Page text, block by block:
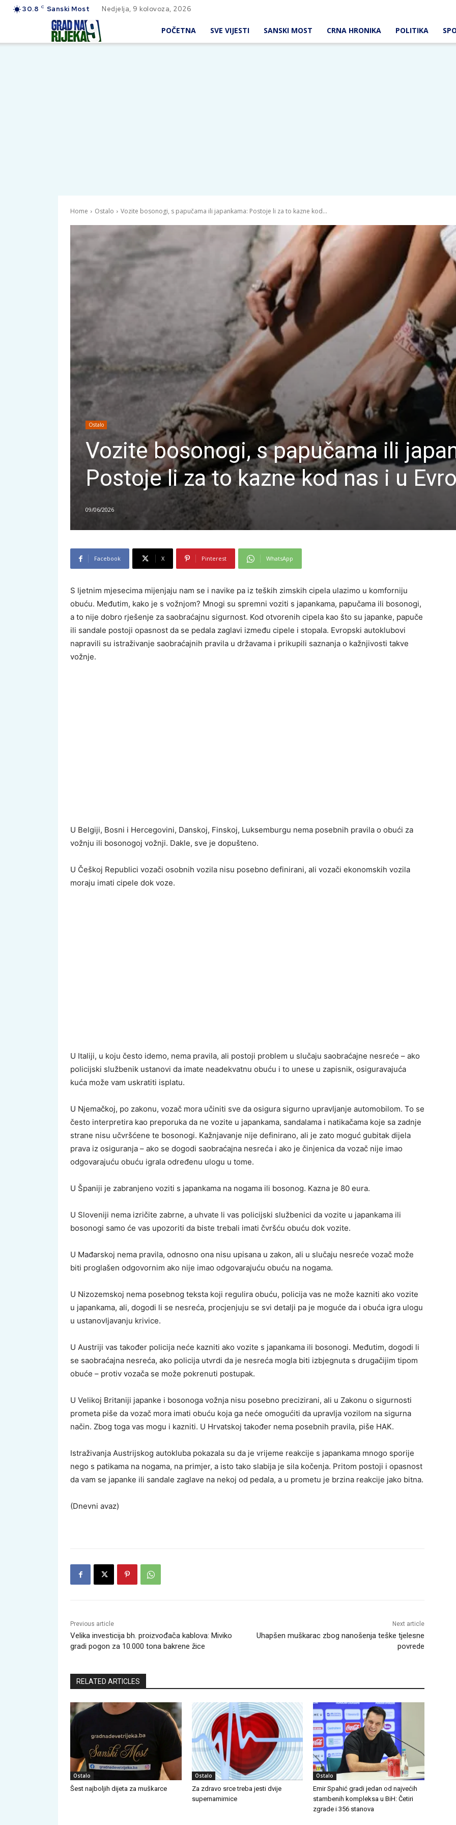
30.8 C Sanski Most Nedjelja, 9 kolovoza, 2026
POČETNA SVE VIJESTI SANSKI MOST CRNA HRONIKA POLITIKA
Home Ostalo Vozite bosonogi, s papučama ili japankama: Postoje li za to kazne kod...
Ostalo
Vozite bosonogi, s papučama ili
Postoje li za to kazne kod nas i u
09/06/2026
Facebook X Pinterest WhatsApp
S ljetnim mjesecima mijenjaju nam se i navike pa iz teških zimskih cipela ulazimo u komforniju
obuću. Međutim, kako je s vožnjom? Mnogi su spremni voziti s japankama, papučama ili bosonogi,
a to nije dobro rješenje za saobraćajnu sigurnost. Kod otvorenih cipela kao što su japanke, papuče
ili sandale postoji opasnost da se pedala zaglavi između cipele i stopala. Evropski autoklubovi
napravili su istraživanje saobraćajnih pravila u državama i prikupili saznanja o kažnjivosti takve
vožnje.
U Belgiji, Bosni i Hercegovini, Danskoj, Finskoj, Luksemburgu nema posebnih pravila o obući za
vožnju ili bosonogoj vožnji. Dakle, sve je dopušteno.
U Češkoj Republici vozači osobnih vozila nisu posebno definirani, ali vozači ekonomskih vozila
moraju imati cipele dok voze.
U Italiji, u koju često idemo, nema pravila, ali postoji problem u slučaju saobraćajne nesreće – ako
policijski službenik ustanovi da imate neadekvatnu obuću i to unese u zapisnik, osiguravajuća
kuća može vam uskratiti isplatu.
U Njemačkoj, po zakonu, vozač mora učiniti sve da osigura sigurno upravljanje automobilom. To se
često interpretira kao preporuka da ne vozite u japankama, sandalama i natikačama koje sa zadnje
strane nisu učvršćene te bosonogi. Kažnjavanje nije definirano, ali je zato moguć gubitak dijela
prava iz osiguranja – ako se dogodi saobraćajna nesreća i ako je činjenica da vozač nije imao
odgovarajuću obuću igrala određenu ulogu u tome.
U Španiji je zabranjeno voziti s japankama na nogama ili bosonog. Kazna je 80 eura.
U Sloveniji nema izričite zabrne, a uhvate li vas policijski službenici da vozite u japankama ili
bosonogi samo će vas upozoriti da biste trebali imati čvršću obuću dok vozite.
U Mađarskoj nema pravila, odnosno ona nisu upisana u zakon, ali u slučaju nesreće vozač može
biti proglašen odgovornim ako nije imao odgovarajuću obuću na nogama.
U Nizozemskoj nema posebnog teksta koji regulira obuću, policija vas ne može kazniti ako vozite
u japankama, ali, dogodi li se nesreća, procjenjuju se svi detalji pa je moguće da i obuća igra ulogu
u ustanovljavanju krivice.
U Austriji vas također policija neće kazniti ako vozite s japankama ili bosonogi. Međutim, dogodi li
se saobraćajna nesreća, ako policija utvrdi da je nesreća mogla biti izbjegnuta s drugačijim tipom
obuće – protiv vozača se može pokrenuti postupak.
U Velikoj Britaniji japanke i bosonoga vožnja nisu posebno precizirani, ali u Zakonu o sigurnosti
prometa piše da vozač mora imati obuću koja ga neće omogućiti da upravlja vozilom na sigurna
način. Zbog toga vas mogu i kazniti. U Hrvatskoj također nema posebnih pravila, piše HAK.
Istraživanja Austrijskog autokluba pokazala su da je vrijeme reakcije s japankama mnogo sporije
nego s patikama na nogama, na primjer, a isto tako slabija je sila kočenja. Pritom postoji i opasnost
da vam se japanke ili sandale zaglave na nekoj od pedala, a u prometu je brzina reakcije jako bitna.
(Dnevni avaz)
Previous article
Velika investicija bh. proizvođača kablova: Miviko
gradi pogon za 10.000 tona bakrene žice
Next article
Uhapšen muškarac zbog nanošenja teške tjelesne
povrede
RELATED ARTICLES
Ostalo
Šest najboljih dijeta za muškarce
Ostalo
Za zdravo srce treba jesti dvije
supernamirnice
Ostalo
Emir Spahić gradi jedan od najvećih
stambenih kompleksa u BiH: Četiri
zgrade i 356 stanova